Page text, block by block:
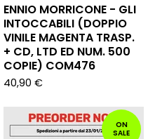
ENNIO MORRICONE - GLI
INTOCCABILI (DOPPIO
VINILE MAGENTA TRASP.
+ CD, LTD ED NUM. 500
COPIE) COM476
40,90 €
ON
SALE